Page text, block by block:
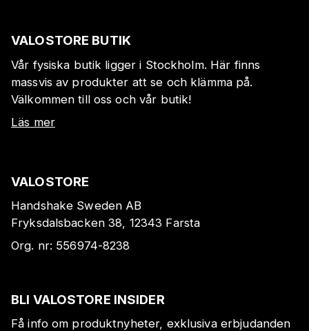
VALOSTORE BUTIK
Vår fysiska butik ligger i Stockholm. Här finns
massvis av produkter att se och klämma på.
Välkommen till oss och vår butik!
Läs mer
VALOSTORE
Handshake Sweden AB
Fryksdalsbacken 38, 12343 Farsta
Org. nr: 556974-8238
BLI VALOSTORE INSIDER
Få info om produktnyheter, exklusiva erbjudanden